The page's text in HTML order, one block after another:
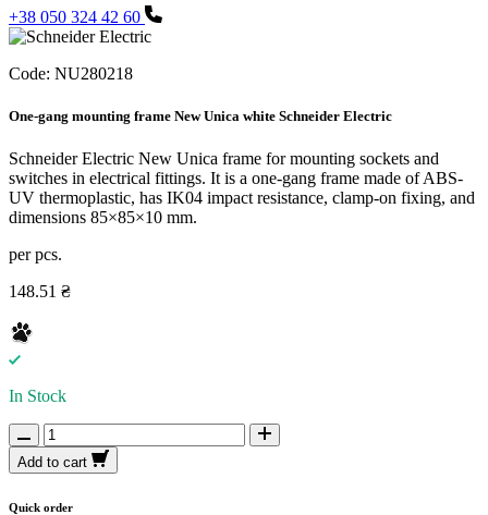
+38 050 324 42 60
Code: NU280218
One-gang mounting frame New Unica white Schneider Electric
Schneider Electric New Unica frame for mounting sockets and
switches in electrical fittings. It is a one-gang frame made of ABS-
UV thermoplastic, has IK04 impact resistance, clamp-on fixing, and
dimensions 85×85×10 mm.
per pcs.
148.51 ₴
In Stock
Add to cart
Quick order